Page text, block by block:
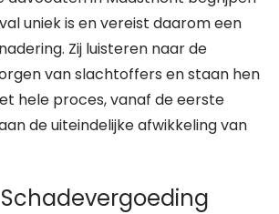
uniek is en vereist daarom een
Zij luisteren naar de
van slachtoffers en staan hen
hele proces, vanaf de eerste
de uiteindelijke afwikkeling van